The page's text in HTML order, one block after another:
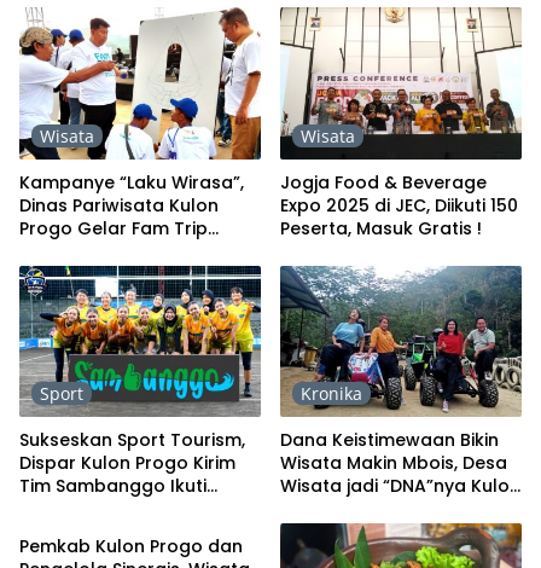
Wisata
Kampanye “Laku Wirasa”,
Dinas Pariwisata Kulon
Progo Gelar Fam Trip
Dibahagiakan
Wisata
Jogja Food & Beverage
Expo 2025 di JEC, Diikuti 150
Peserta, Masuk Gratis !
Sport
Sukseskan Sport Tourism,
Dispar Kulon Progo Kirim
Tim Sambanggo Ikuti
Kronika
Dana Keistimewaan Bikin
Wisata Makin Mbois, Desa
Wisata jadi “DNA”nya Kulon
Pemkab Kulon Progo dan